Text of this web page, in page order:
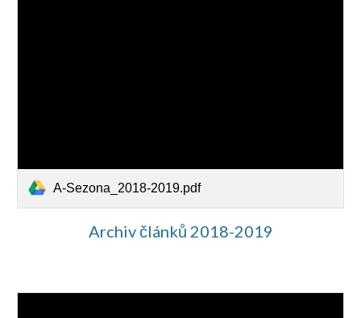
A-Sezona_2018-2019.pdf
Archiv článků 2018-2019